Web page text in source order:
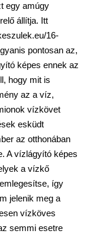
egy amúgy
állítja. Itt
16-
pontosan az,
képes ennek az
hogy mit is
az a víz,
vízkövet
esküdt
az otthonában
A vízlágyító képes
a vízkő
így
jelenik meg a
vízköves
semmi esetre